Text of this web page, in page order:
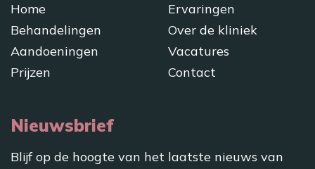
Home
Behandelingen
Aandoeningen
Prijzen
Ervaringen
Over de kliniek
Vacatures
Contact
Nieuwsbrief
Blijf op de hoogte van het laatste nieuws van